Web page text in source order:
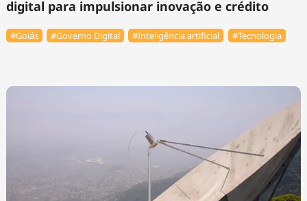
digital para impulsionar inovação e crédito
#Goiás #Governo Digital #Inteligência artificial #Tecnologia